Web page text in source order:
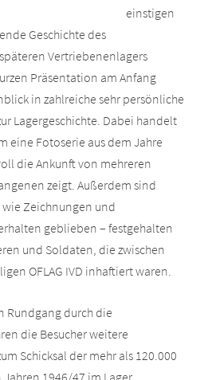
einstigen
Geschichte des
Vertriebenenlagers
Präsentation am Anfang
in zahlreiche sehr persönliche
Lagergeschichte. Dabei handelt
eine Fotoserie aus dem Jahre
die Ankunft von mehreren
zeigt. Außerdem sind
Zeichnungen und
geblieben – festgehalten
und Soldaten, die zwischen
OFLAG IVD inhaftiert waren.
Rundgang durch die
die Besucher weitere
Schicksal der mehr als 120.000
1946/47 im Lager